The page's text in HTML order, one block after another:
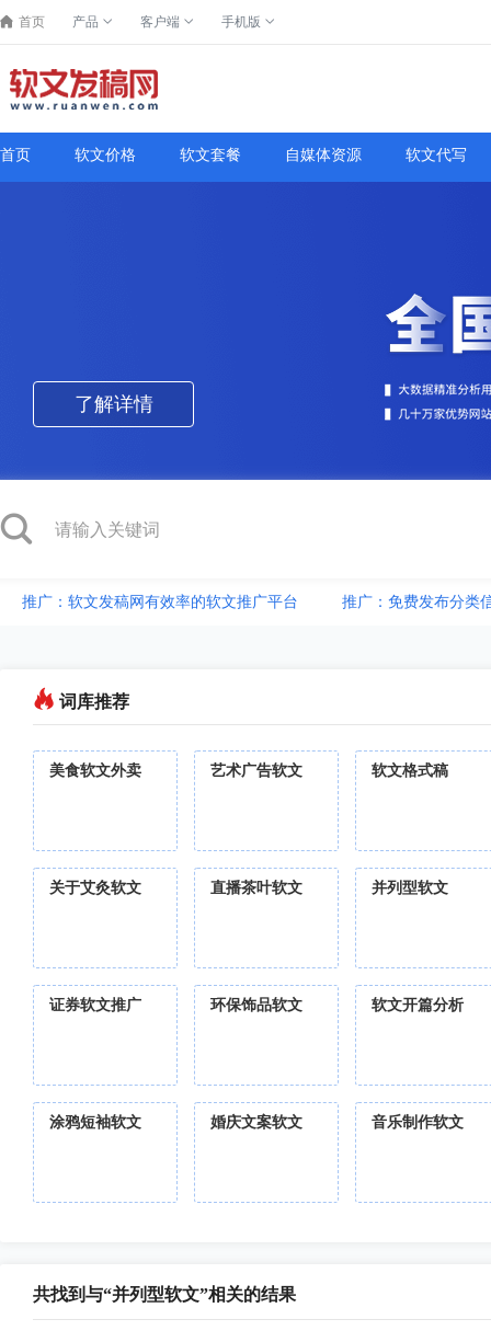
首页 产品 客户端 手机版
首页 软文价格 软文套餐 自媒体资源 软文代写
了解详情
推广：软文发稿网有效率的软文推广平台 推广：免费发布分类
词库推荐
美食软文外卖 艺术广告软文 软文格式稿
关于艾灸软文 直播茶叶软文 并列型软文
证券软文推广 环保饰品软文 软文开篇分析
涂鸦短袖软文 婚庆文案软文 音乐制作软文
共找到与“并列型软文”相关的结果